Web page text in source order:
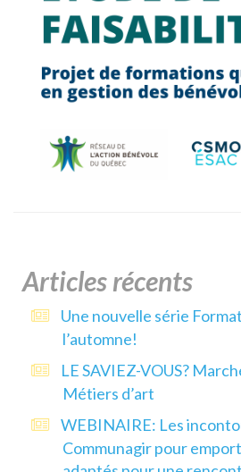
Articles récents
Une nouvelle série
l’automne!
LE SAVIEZ-VOUS?
Métiers d’art
WEBINAIRE: Les
Communagir pour